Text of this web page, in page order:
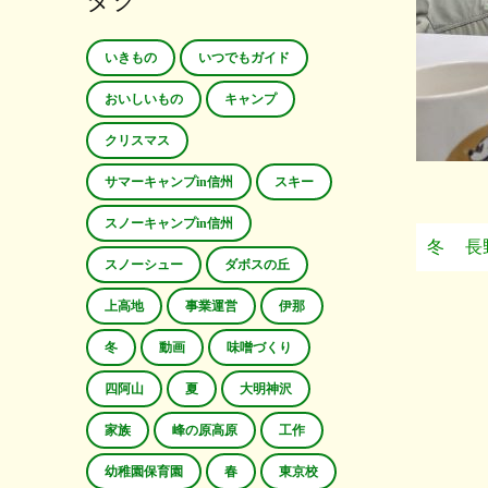
冬 長
いきもの いつでもガイド
おいしいもの キャンプ
クリスマス
サマーキャンプin信州 スキー
スノーキャンプin信州
スノーシュー ダボスの丘
上高地 事業運営 伊那
冬 動画 味噌づくり
四阿山 夏 大明神沢
家族 峰の原高原 工作
幼稚園保育園 春 東京校